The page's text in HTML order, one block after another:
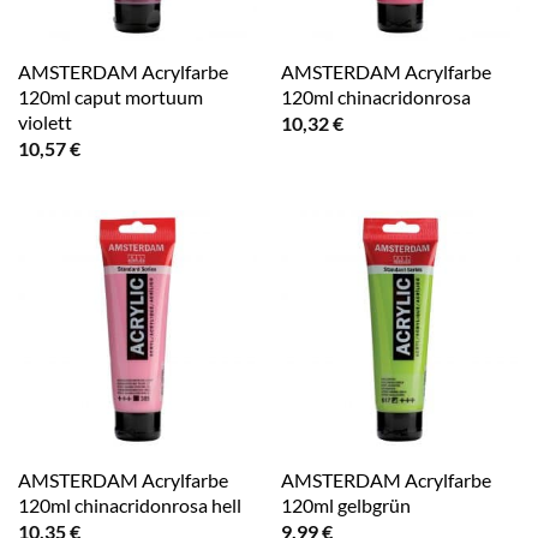
AMSTERDAM Acrylfarbe
120ml caput mortuum
violett
10,57€
AMSTERDAM Acrylfarbe
120ml chinacridonrosa
10,32€
AMSTERDAM Acrylfarbe
120ml chinacridonrosa hell
10,35€
AMSTERDAM Acrylfarbe
120ml gelbgrün
9,99€